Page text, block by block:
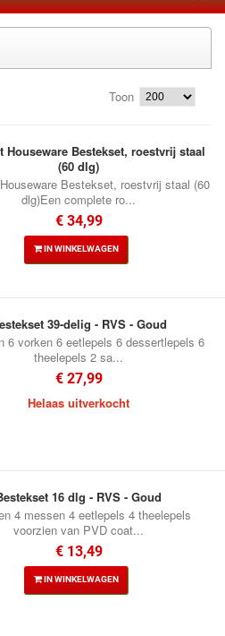
Toon
Houseware Bestekset, roestvrij staal
(60 dlg)
Bestekset, roestvrij staal (60
dlg)Een complete ro...
€ 34,99
IN WINKELWAGEN
39-delig - RVS - Goud
6 vorken 6 eetlepels 6 dessertlepels 6
theelepels 2 sa...
€ 27,99
Helaas uitverkocht
16 dlg - RVS - Goud
4 messen 4 eetlepels 4 theelepels
voorzien van PVD coat...
€ 13,49
IN WINKELWAGEN